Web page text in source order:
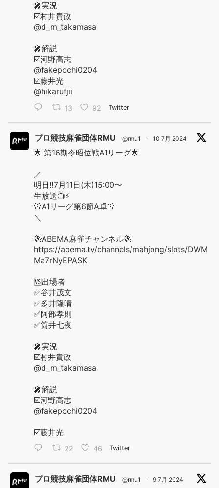
🎤実況
☑️村井貴政
@d_m_takamasa
🎤解説
☑️河野高志
@fakepochi0204
☑️藤井光
@hikarufjii
13 92 Twitter
プロ競技麻雀団体RMU @rmu1 · 10 7月 2024
🌟 第16期令昭位戦A1リーグ🌟
／
明日‼️7月11日(木)15:00〜
生放送📺⚡️
🚨A1リーグ第6節A卓🚨
＼
🐝ABEMA麻雀チャンネル🐝
https://abema.tv/channels/mahjong/slots/DWM
Ma7rNyEPASK
🆚出場者
✅谷井茂文
✅多井隆晴
✅阿部孝則
✅筒井七夜
🎤実況
☑️村井貴政
@d_m_takamasa
🎤解説
☑️河野高志
@fakepochi0204
☑️藤井光
22 46 Twitter
プロ競技麻雀団体RMU @rmu1 · 9 7月 2024